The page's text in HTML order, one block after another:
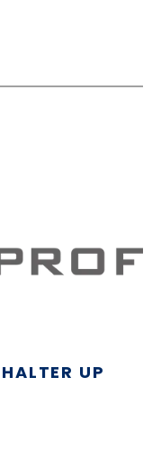
UP